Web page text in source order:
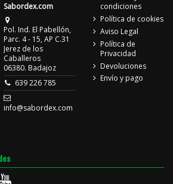
Sabordex.com
Pol. Ind. El Pabellón,
Parc. 4 - 15, AP C.31
Jerez de los
Caballeros
06380. Badajoz
639 226 785
info@sabordex.com
condiciones
Política de cookies
Aviso Legal
Política de
Privacidad
Devoluciones
Envío y pago